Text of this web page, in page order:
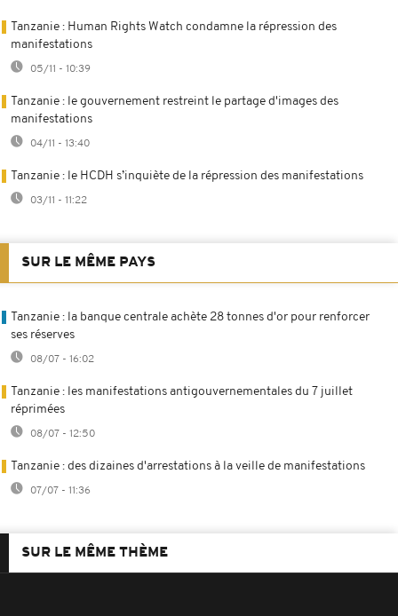
Tanzanie : Human Rights Watch condamne la répression des
manifestations
05/11 - 10:39
Tanzanie : le gouvernement restreint le partage d'images des
manifestations
04/11 - 13:40
Tanzanie : le HCDH s’inquiète de la répression des manifestations
03/11 - 11:22
SUR LE MÊME PAYS
Tanzanie : la banque centrale achète 28 tonnes d'or pour renforcer
ses réserves
08/07 - 16:02
Tanzanie : les manifestations antigouvernementales du 7 juillet
réprimées
08/07 - 12:50
Tanzanie : des dizaines d'arrestations à la veille de manifestations
07/07 - 11:36
SUR LE MÊME THÈME